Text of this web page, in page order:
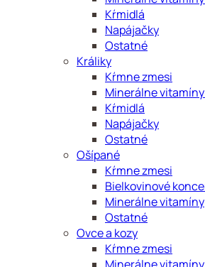
Kŕmidlá
Napájačky
Ostatné
Králiky
Kŕmne zmesi
Minerálne
Kŕmidlá
Napájačky
Ostatné
Ošípané
Kŕmne zmesi
Bielkovinové
Minerálne vitamíny
Ostatné
Ovce a kozy
Kŕmne zmesi